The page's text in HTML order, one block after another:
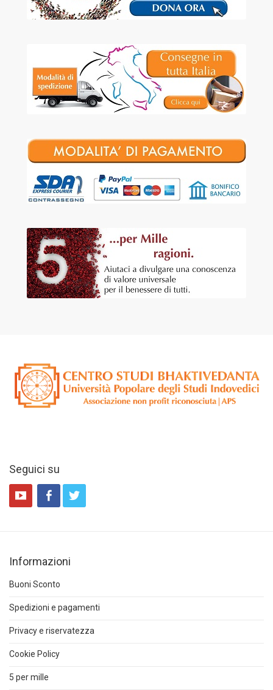
Seguici su
Informazioni
Buoni Sconto
Spedizioni e pagamenti
Privacy e riservatezza
Cookie Policy
5 per mille